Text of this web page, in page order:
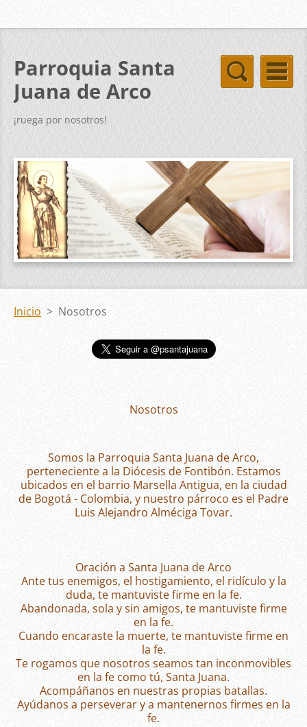
Parroquia Santa
Juana de Arco
¡ruega por nosotros!
Inicio > Nosotros
Nosotros
Somos la Parroquia Santa Juana de Arco,
perteneciente a la Diócesis de Fontibón. Estamos
ubicados en el barrio Marsella Antigua, en la ciudad
de Bogotá - Colombia, y nuestro párroco es el Padre
Luis Alejandro Alméciga Tovar.
Oración a Santa Juana de Arco
Ante tus enemigos, el hostigamiento, el ridículo y la
duda, te mantuviste firme en la fe.
Abandonada, sola y sin amigos, te mantuviste firme
en la fe.
Cuando encaraste la muerte, te mantuviste firme en
la fe.
Te rogamos que nosotros seamos tan inconmovibles
en la fe como tú, Santa Juana.
Acompáñanos en nuestras propias batallas.
Ayúdanos a perseverar y a mantenernos firmes en la
fe.